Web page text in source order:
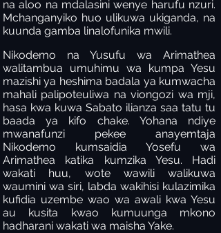
na aloo na mdalasini wenye harufu nzuri.
Mchanganyiko huo ulikuwa ukiganda, na
kuunda gamba linalofunika mwili.
Nikodemo na Yusufu wa Arimathea
walitambua umuhimu wa kumpa Yesu
mazishi ya heshima badala ya kumwacha
mahali palipoteuliwa na viongozi wa mji,
hasa kwa kuwa Sabato ilianza saa tatu tu
baada ya kifo chake. Yohana ndiye
mwanafunzi pekee anayemtaja
Nikodemo kumsaidia Yosefu wa
Arimathea katika kumzika Yesu. Hadi
wakati huu, wote wawili walikuwa
waumini wa siri, labda wakihisi kulazimika
kufidia uzembe wao wa awali kwa Yesu
au kusita kwao kumuunga mkono
hadharani wakati wa maisha Yake.